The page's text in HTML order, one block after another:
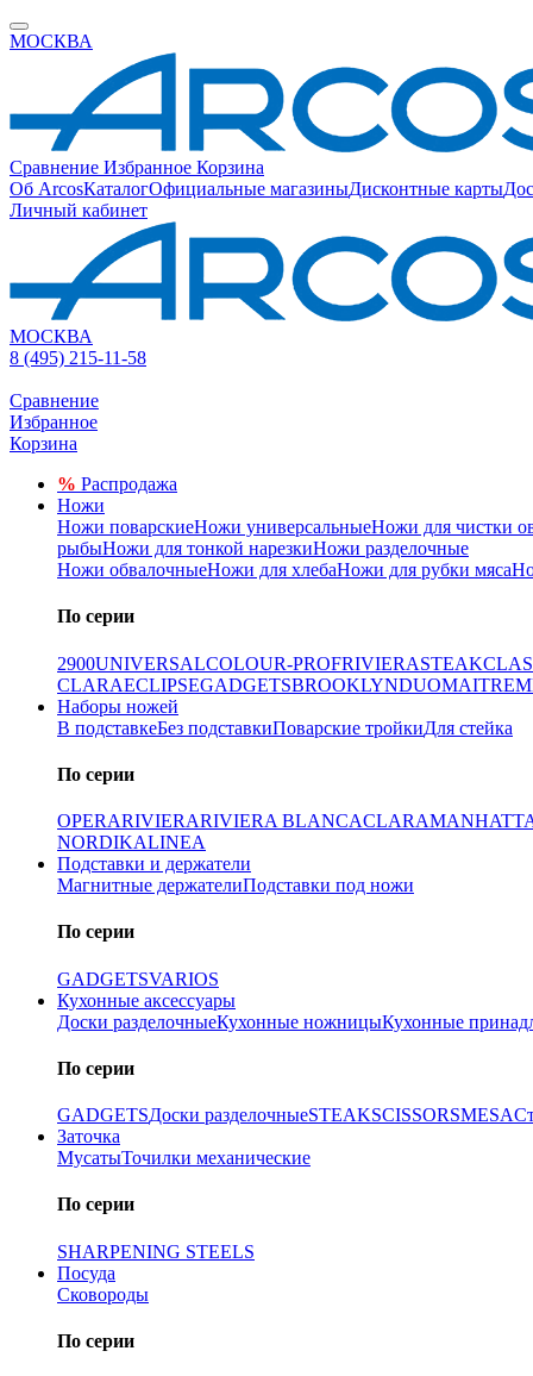
МОСКВА
Сравнение Избранное Корзина
Об ArcosКаталогОфициальные магазиныДисконтные карты
Личный кабинет
МОСКВА
8 (495) 215-11-58
Сравнение
Избранное
Корзина
% Распродажа
Ножи
Ножи поварскиеНожи универсальныеНожи для чистки
рыбыНожи для тонкой нарезкиНожи разделочные
Ножи обвалочныеНожи для хлебаНожи для рубки мяса
По серии
2900UNIVERSALCOLOUR-PROFRIVIERASTEAK
CLARAECLIPSEGADGETSBROOKLYNDUOMAITRE
Наборы ножей
В подставкеБез подставкиПоварские тройкиДля стейка
По серии
OPERARIVIERARIVIERA BLANCACLARA
NORDIKALINEA
Подставки и держатели
Магнитные держателиПодставки под ножи
По серии
GADGETSVARIOS
Кухонные аксессуары
Доски разделочныеКухонные ножницыКухонные
По серии
GADGETSДоски разделочныеSTEAKSCISSORSMESA
Заточка
МусатыТочилки механические
По серии
SHARPENING STEELS
Посуда
Сковороды
По серии